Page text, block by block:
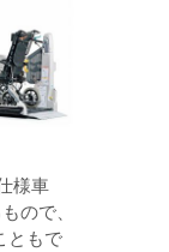
様車
ので、
ともで